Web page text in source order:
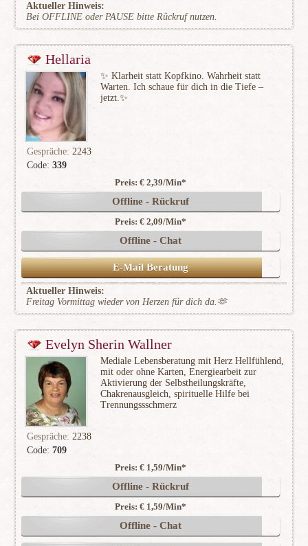
Aktueller Hinweis:
Bei OFFLINE oder PAUSE bitte Rückruf nutzen.
Hellaria
Code: 339
✨ Klarheit statt Kopfkino. Wahrheit statt
Warten. Ich schaue für dich in die Tiefe –
jetzt.✨
Gespräche: 2243
(683)
Preis: € 2,39/Min*
Offline - Rückruf
Preis: € 2,09/Min*
Offline - Chat
E-Mail Beratung
Aktueller Hinweis:
Freitag Vormittag wieder von Herzen für dich da.🫶
Evelyn Sherin Wallner
Code: 709
Mediale Lebensberatung mit Herz Hellfühlend,
mit oder ohne Karten, Energiearbeit zur
Aktivierung der Selbstheilungskräfte,
Chakrenausgleich, spirituelle Hilfe bei
Trennungssschmerz
Gespräche: 2238
(409)
Preis: € 1,59/Min*
Offline - Rückruf
Preis: € 1,59/Min*
Offline - Chat